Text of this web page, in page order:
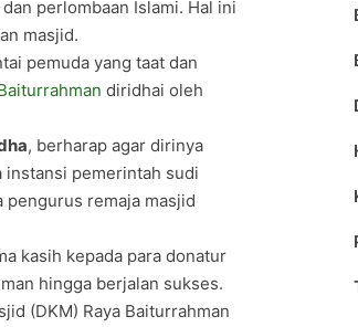
perlombaan Islami. Hal ini
masjid.
pemuda yang taat dan
diridhai oleh
, berharap agar dirinya
instansi pemerintah sudi
pengurus remaja masjid
kasih kepada para donatur
hingga berjalan sukses.
(DKM) Raya Baiturrahman